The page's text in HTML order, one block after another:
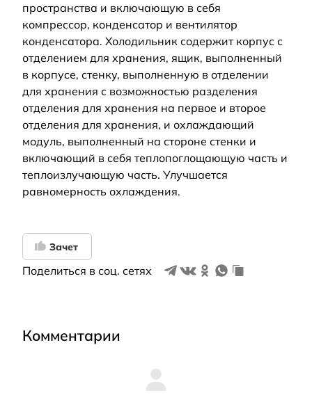
пространства и включающую в себя
компрессор, конденсатор и вентилятор
конденсатора. Холодильник содержит корпус с
отделением для хранения, ящик, выполненный
в корпусе, стенку, выполненную в отделении
для хранения с возможностью разделения
отделения для хранения на первое и второе
отделения для хранения, и охлаждающий
модуль, выполненный на стороне стенки и
включающий в себя теплопоглощающую часть и
теплоизлучающую часть. Улучшается
равномерность охлаждения.
Зачет
Поделиться в соц. сетях
Комментарии